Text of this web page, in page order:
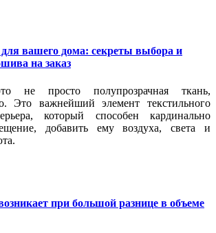
вашего дома: секреты выбора и
на заказ
просто полупрозрачная ткань,
Это важнейший элемент текстильного
который способен кардинально
добавить ему воздуха, света и
при большой разнице в объеме